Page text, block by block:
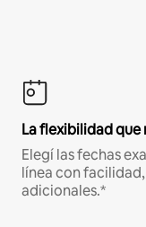
La flexibilidad que
Elegí las fechas
línea con
adicionales.*